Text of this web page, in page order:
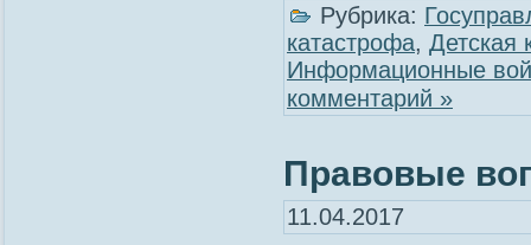
Рубрика:
катастрофа, Детская
Информационные
комментарий »
Правовые
11.04.2017